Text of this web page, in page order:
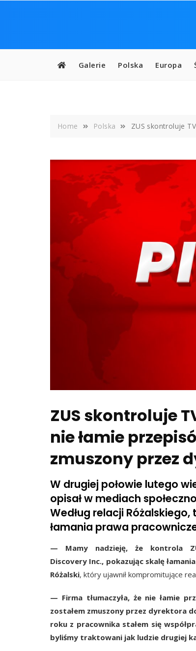
Galerie Polska Europa
Home Polska ZUS skontroluje
ZUS skontroluje
nie łamie
zmuszony przez
W drugiej połowie lutego
opisał w mediach
Według relacji
łamania prawa
—
Mamy nadzieję, że kontrola
Discovery Inc., pokazując skalę
Różalski, który ujawnił kompromitujące
— Firma tłumaczyła, że nie łamie
zostałem zmuszony przez dyrektora
roku z pracownika stałem się
byliśmy traktowani jak ludzie drugiej